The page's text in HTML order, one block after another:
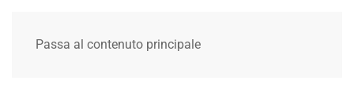
Passa al contenuto principale